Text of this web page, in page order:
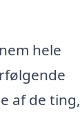
hele
af de ting,